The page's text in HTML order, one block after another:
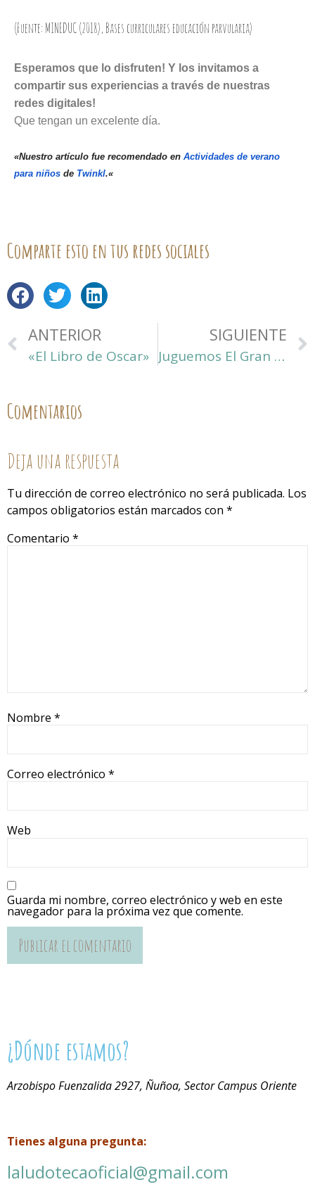
(Fuente: MINEDUC (2018), Bases curriculares educación parvularia)
Esperamos que lo disfruten! Y los invitamos a
compartir sus experiencias a través de nuestras
redes digitales!
Que tengan un excelente día.
«Nuestro artículo fue recomendado en Actividades de verano
para niños de Twinkl.«
Comparte esto en tus redes sociales
ANTERIOR
«El Libro de Oscar»
SIGUIENTE
Juguemos El Gran Bingo
Comentarios
Deja una respuesta
Tu dirección de correo electrónico no será publicada. Los
campos obligatorios están marcados con *
Comentario *
Nombre *
Correo electrónico *
Web
Guarda mi nombre, correo electrónico y web en este
navegador para la próxima vez que comente.
¿Dónde estamos?
Arzobispo Fuenzalida 2927, Ñuñoa, Sector Campus Oriente
Tienes alguna pregunta:
laludotecaoficial@gmail.com